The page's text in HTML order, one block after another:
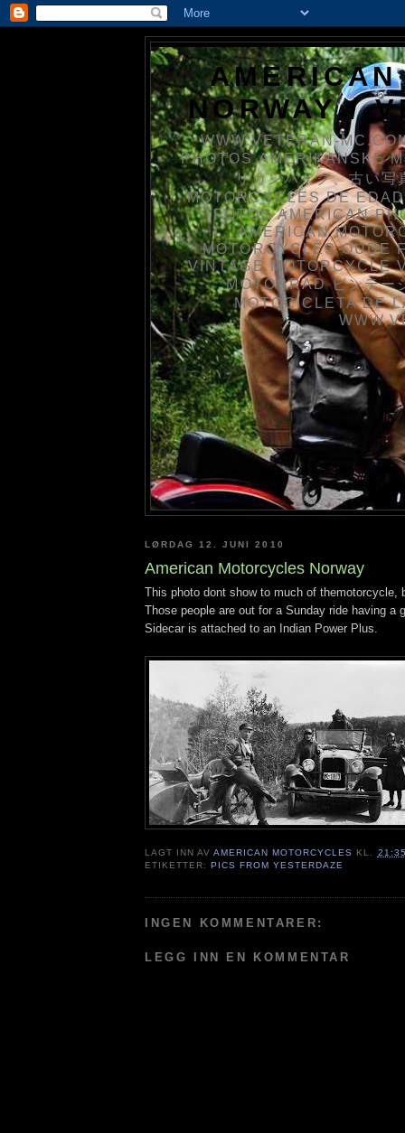
NORWAY /
WWW.VETERAN-
PHOTOS AMERIKANSKE
リカンバイク、古い
MOTORCYCLES DE
FOTOS AMERICAN
AMERICAN
MOTORCYCLES OUDE
VINTAGE MOTORCYCLE
MOTORRAD ビンテ
MOTOCICLETA DE
LØRDAG 12. JUNI 2010
American Motorcycles Norway
This photo dont show to much of themotorcycle,
Those people are out for a Sunday ride having a
Sidecar is attached to an Indian Power Plus.
LAGT INN AVAMERICAN MOTORCYCLES KL.
ETIKETTER: PICS FROM YESTERDAZE
INGEN KOMMENTARER:
LEGG INN EN KOMMENTAR